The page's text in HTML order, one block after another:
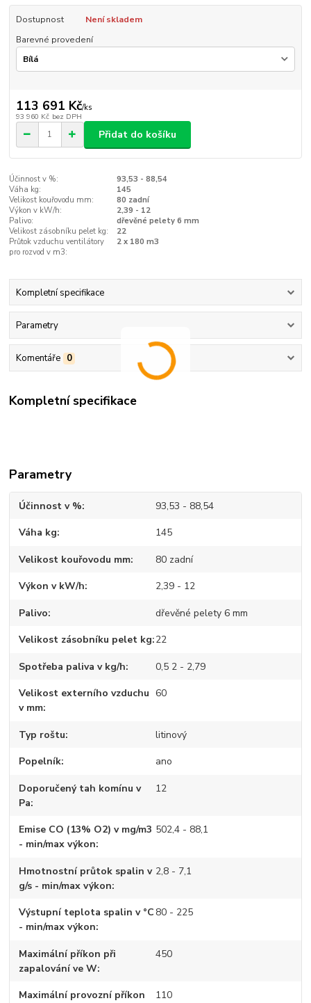
Dostupnost
Není skladem
Barevné provedení
113 691 Kč/ks
93 960 Kč bez DPH
Přidat do košíku
Účinnost v %:
93,53 - 88,54
Váha kg:
145
Velikost kouřovodu mm:
80 zadní
Výkon v kW/h:
2,39 - 12
Palivo:
dřevěné pelety 6 mm
Velikost zásobníku pelet kg:
22
Průtok vzduchu ventilátory
pro rozvod v m3:
2 x 180 m3
Kompletní specifikace
Parametry
Komentáře 0
Kompletní specifikace
Parametry
Účinnost v % 93,53 - 88,54
Váha kg 145
Velikost kouřovodu mm 80 zadní
Výkon v kW/h 2,39 - 12
Palivo dřevěné pelety 6 mm
Velikost zásobníku pelet kg 22
Spotřeba paliva v kg/h 0,5 2 - 2,79
Velikost externího vzduchu
v mm
60
Typ roštu litinový
Popelník ano
Doporučený tah komínu v
Pa
12
Emise CO (13% O2) v mg/m3
- min/max výkon
502,4 - 88,1
Hmotnostní průtok spalin v
g/s - min/max výkon
2,8 - 7,1
Výstupní teplota spalin v °C
- min/max výkon
80 - 225
Maximální příkon při
zapalování ve W
450
Maximální provozní příkon 110